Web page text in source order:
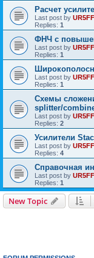
Расчет
Last post by
Replies: 1
ФНЧ с
Last post by
Replies: 1
Last post by
Replies: 1
Схемы
splitter/
Last post by
Replies: 2
Усилители
Last post by
Replies: 4
Справочная
Last post by
Replies: 1
New Topic